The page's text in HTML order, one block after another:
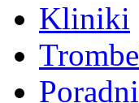
Kliniki